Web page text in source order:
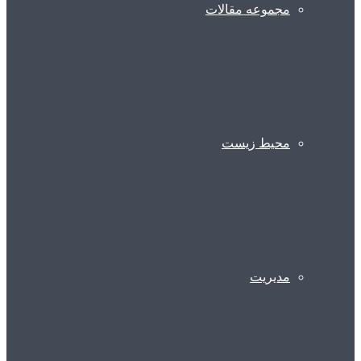
مجموعه مقالات
محیط زیست
مدیریت